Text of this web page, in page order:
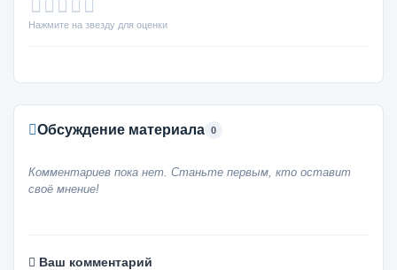
Нажмите на звезду для оценки
Обсуждение материала 0
Комментариев пока нет. Станьте первым, кто оставит
своё мнение!
Ваш комментарий